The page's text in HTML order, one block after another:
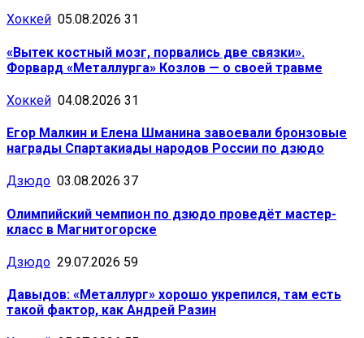
Хоккей 05.08.2026 31
«Вытек костный мозг, порвались две связки».
Форвард «Металлурга» Козлов — о своей травме
Хоккей 04.08.2026 31
Егор Малкин и Елена Шманина завоевали бронзовые
награды Спартакиады народов России по дзюдо
Дзюдо 03.08.2026 37
Олимпийский чемпион по дзюдо проведёт мастер-
класс в Магнитогорске
Дзюдо 29.07.2026 59
Давыдов: «Металлург» хорошо укрепился, там есть
такой фактор, как Андрей Разин